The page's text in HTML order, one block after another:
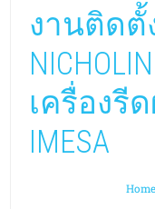
งานติด
เครื่องรี
IMESA
Home